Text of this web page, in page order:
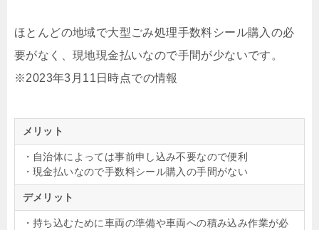
ほとんどの地域で大型ごみ処理手数料シール購入の必
要がなく、現地現金払いなので手間が少ないです。
※2023年3月11日時点での情報
メリット
・自治体によっては事前申し込み不要なので便利
・現金払いなので手数料シール購入の手間がない
デメリット
・持ち込むために車両の準備や車両への積み込み作業が必